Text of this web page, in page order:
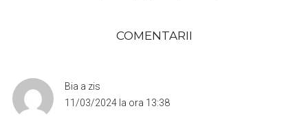
COMENTARII
Bia a zis
11/03/2024 la ora 13:38